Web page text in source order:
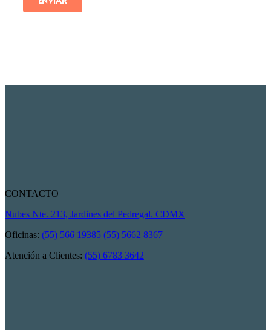
CONTACTO
Nubes Nte. 213, Jardines del Pedregal. CDMX
Oficinas: (55) 566 19385 (55) 5662 8367
Atención a Clientes: (55) 6783 3642